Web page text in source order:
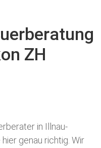
ZH
in Illnau-
genau richtig. Wir